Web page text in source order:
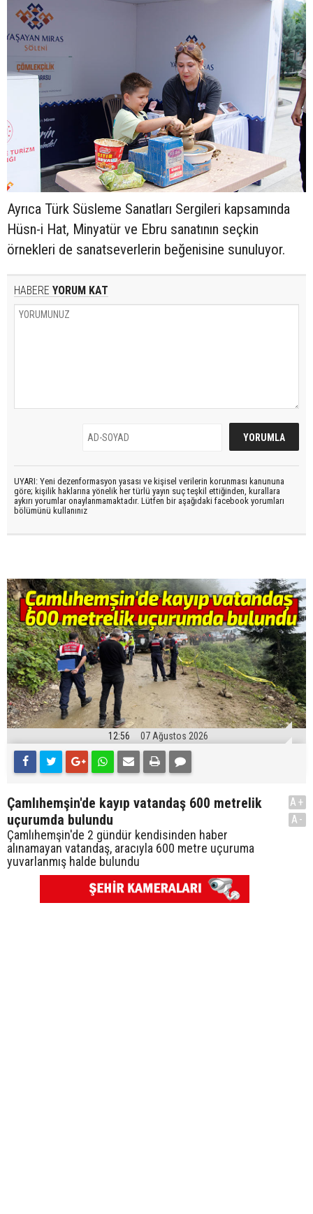
Ayrıca Türk Süsleme Sanatları Sergileri kapsamında
Hüsn-i Hat, Minyatür ve Ebru sanatının seçkin
örnekleri de sanatseverlerin beğenisine sunuluyor.
HABERE YORUM KAT
UYARI: Yeni dezenformasyon yasası ve kişisel verilerin korunması kanununa
göre; kişilik haklarına yönelik her türlü yayın suç teşkil ettiğinden, kurallara
aykırı yorumlar onaylanmamaktadır. Lütfen bir aşağıdaki facebook yorumları
bölümünü kullanınız
12:56 07 Ağustos 2026
Çamlıhemşin'de kayıp vatandaş 600 metrelik
uçurumda bulundu
Çamlıhemşin'de 2 gündür kendisinden haber
alınamayan vatandaş, aracıyla 600 metre uçuruma
yuvarlanmış halde bulundu
A+
A-